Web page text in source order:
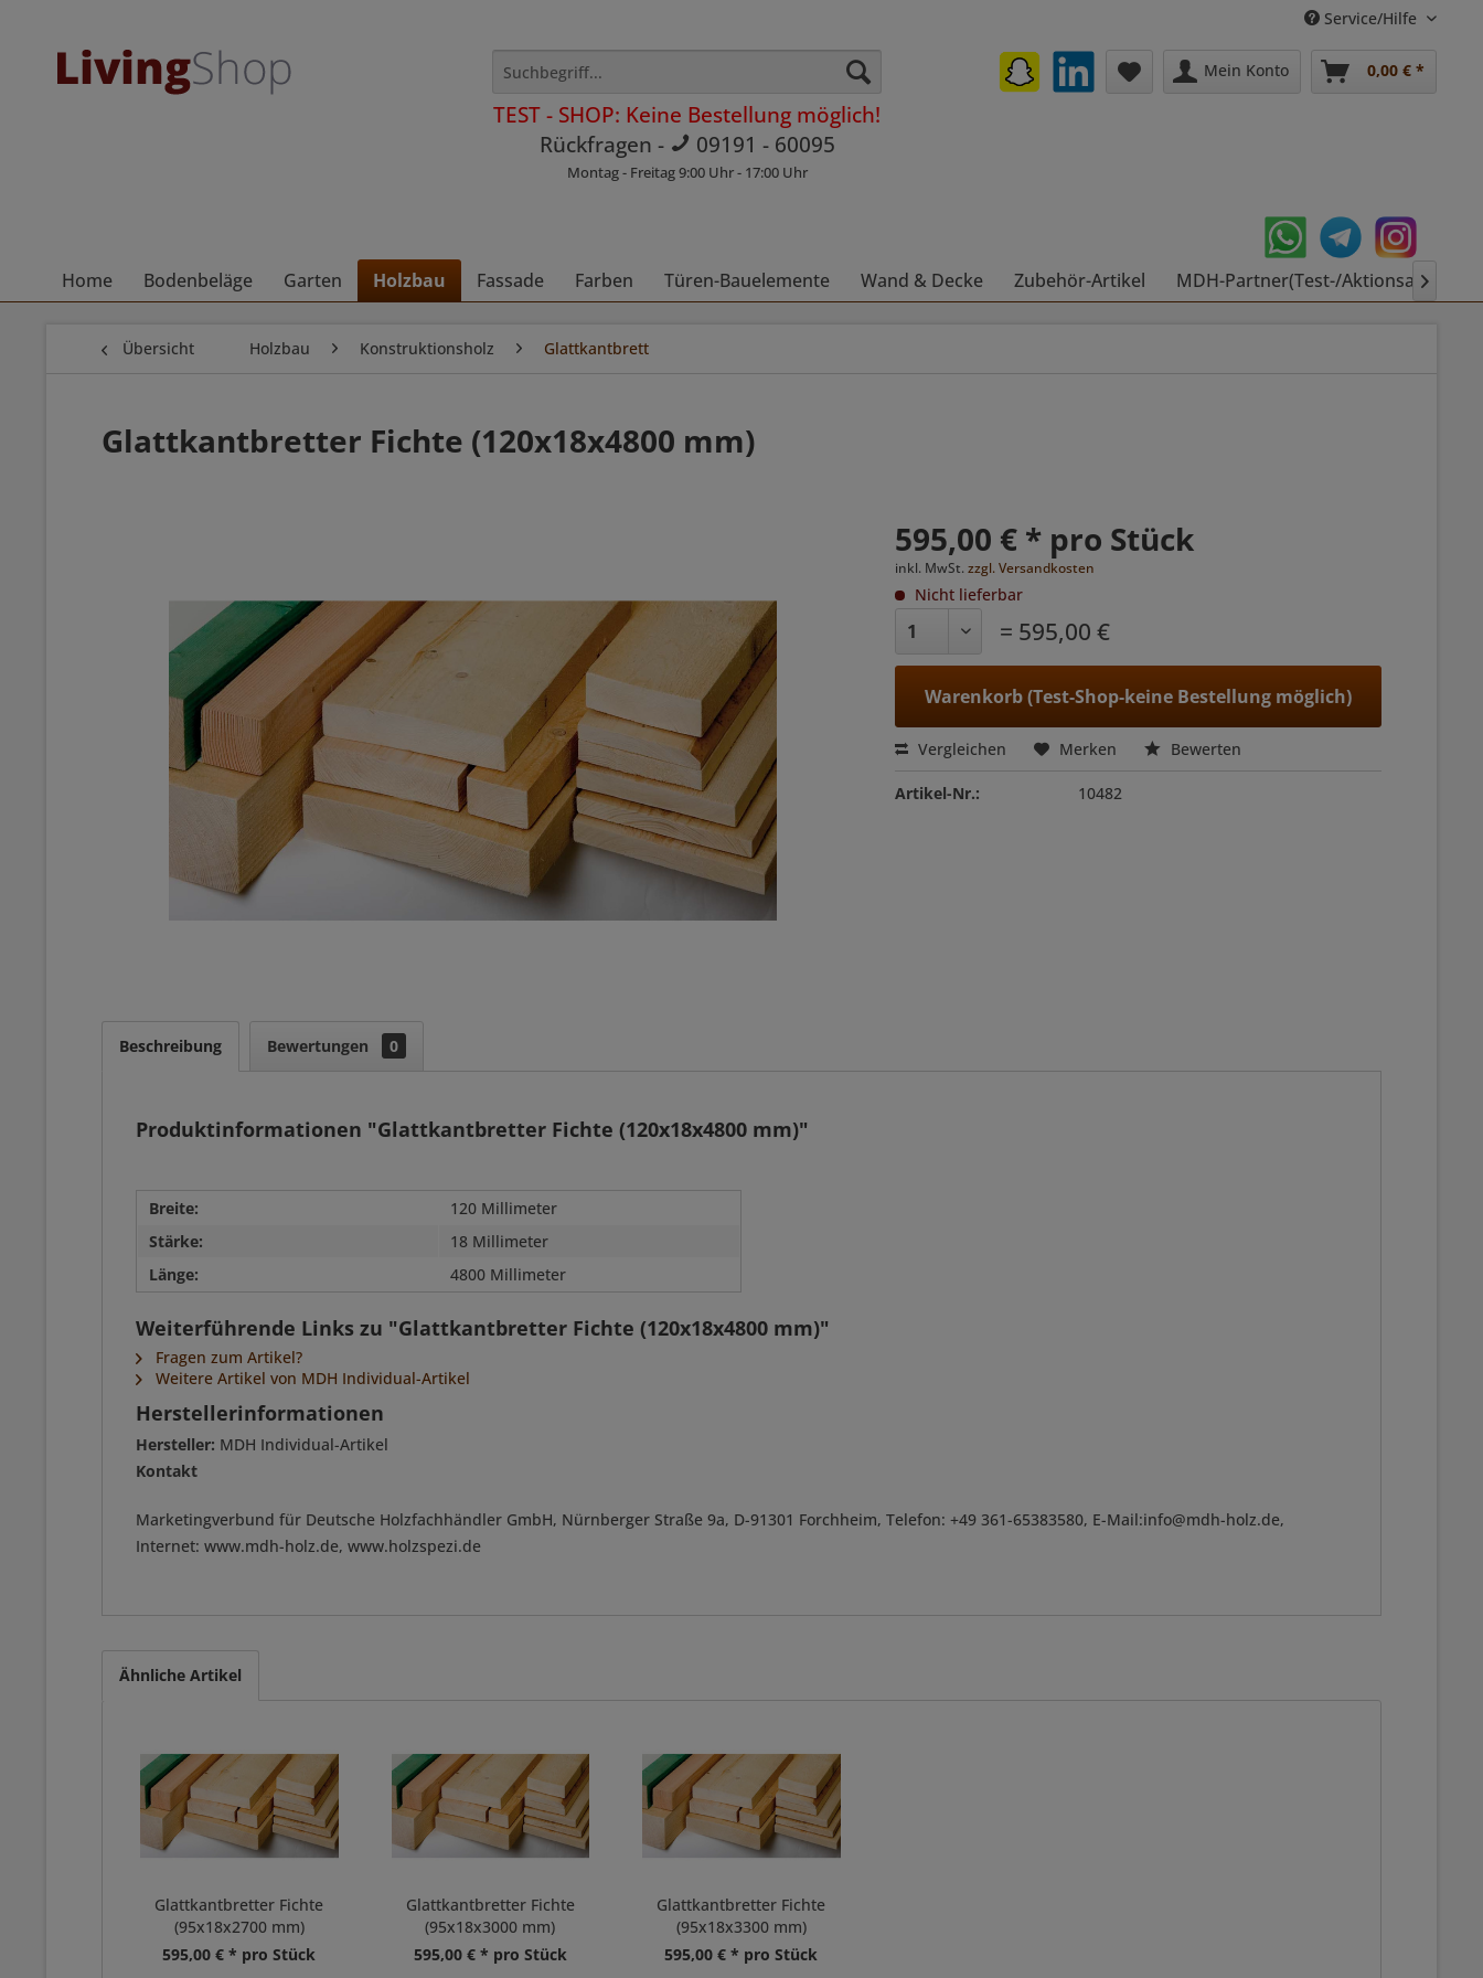
Service/Hilfe
TEST - SHOP: Keine Bestellung möglich!
Rückfragen -
09191 - 60095
Montag - Freitag 9:00 Uhr - 17:00 Uhr
Mein Konto 0,00 € *
Home Bodenbeläge Garten Holzbau Fassade Farben Türen-Bauelemente Wand & Decke Zubehör-Artikel MDH-Partner(Test-/Aktionsartikel)

Übersicht Holzbau Konstruktionsholz Glattkantbrett
Glattkantbretter Fichte (120x18x4800 mm)
595,00 € * pro Stück
inkl. MwSt.zzgl. Versandkosten
Nicht lieferbar
= 595,00 €
Warenkorb (Test-Shop-keine Bestellung möglich)
Vergleichen Merken Bewerten
Artikel-Nr.: 10482
Beschreibung Bewertungen 0
Produktinformationen "Glattkantbretter Fichte (120x18x4800 mm)"
Breite:
120 Millimeter
Stärke:
18 Millimeter
Länge:
4800 Millimeter
Weiterführende Links zu "Glattkantbretter Fichte (120x18x4800 mm)"
Fragen zum Artikel?
Weitere Artikel von MDH Individual-Artikel
Herstellerinformationen
Hersteller: MDH Individual-Artikel
Kontakt
Marketingverbund für Deutsche Holzfachhändler GmbH, Nürnberger Straße 9a, D-91301 Forchheim, Telefon: +49 361-65383580, E-Mail:info@mdh-holz.de,
Internet: www.mdh-holz.de, www.holzspezi.de
Ähnliche Artikel
Glattkantbretter Fichte
(95x18x2700 mm)
595,00 € * pro Stück
Glattkantbretter Fichte
(95x18x3000 mm)
595,00 € * pro Stück
Glattkantbretter Fichte
(95x18x3300 mm)
595,00 € * pro Stück